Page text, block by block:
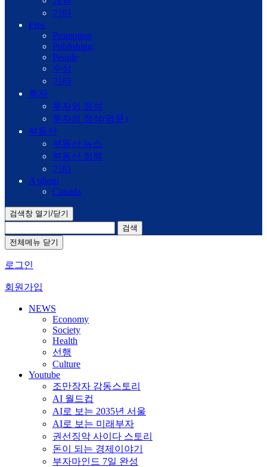
기타
Free
Promotion
Publishing
People
수상
기타
투자
투자의 정석
투자의 정석(영문)
부동산
부동산 뉴스
부동산 정책
기타
A photo
Canada
검색창 열기/닫기
검색
전체메뉴 닫기
로그인
회원가입
NEWS
Economy
Society
Health
선행
Culture
Youtube
조만장자 감동스토리
AI 월드컵
AI로 보는 2035년 서울
AI로 보는 미래부자
권선징악 사이다 스토리
돈이 되는 경제이야기
부자마인드 7일 완성